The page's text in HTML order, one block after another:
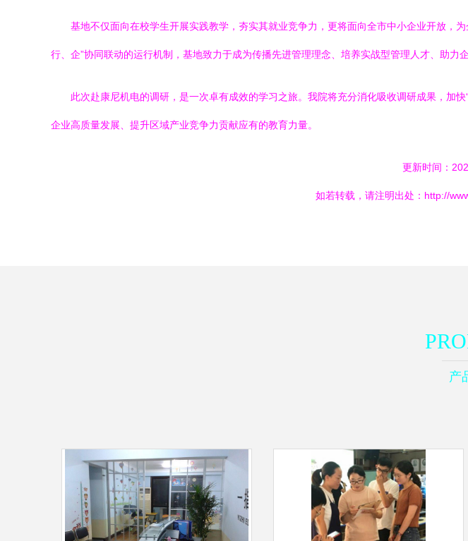
基地不仅面向在校学生开展实践教学，夯实其就业竞争力，更将面向全市中小企业开放，
行、企”协同联动的运行机制，基地致力于成为传播先进管理理念、培养实战型管理人才、助力
此次赴康尼机电的调研，是一次卓有成效的学习之旅。我院将充分消化吸收调研成果，加
企业高质量发展、提升区域产业竞争力贡献应有的教育力量。
更新时间：
如若转载，请注明出处：http://
产